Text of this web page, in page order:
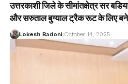
उत्तरकाशी जिले के सीमांतक्षेत्र सर
और सरुताल बुग्याल ट्रैक रूट के लिए
Lokesh Badoni October 14, 2025